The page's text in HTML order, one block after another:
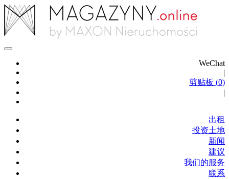
WeChat
|
剪贴板 (0)
|
出租
投资土地
新闻
建议
我们的服务
联系